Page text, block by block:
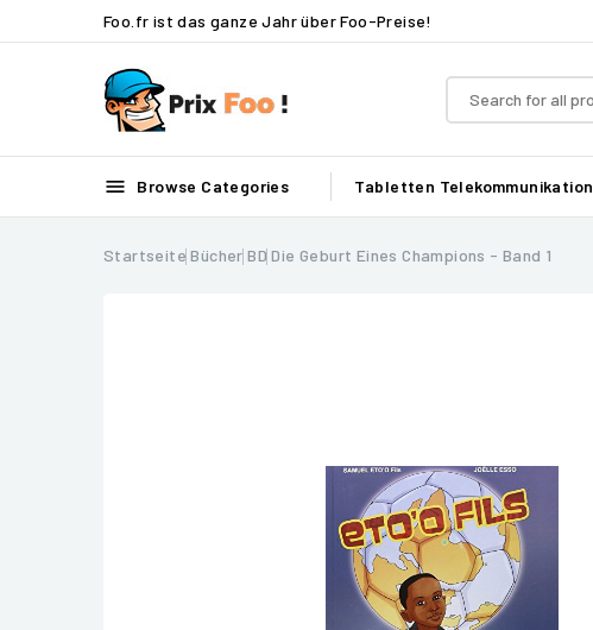
Foo.fr ist das ganze Jahr über Foo-Preise!
 Browse Categories Tabletten Telekommunikation
Startseite Bücher BD Die Geburt Eines Champions - Band 1